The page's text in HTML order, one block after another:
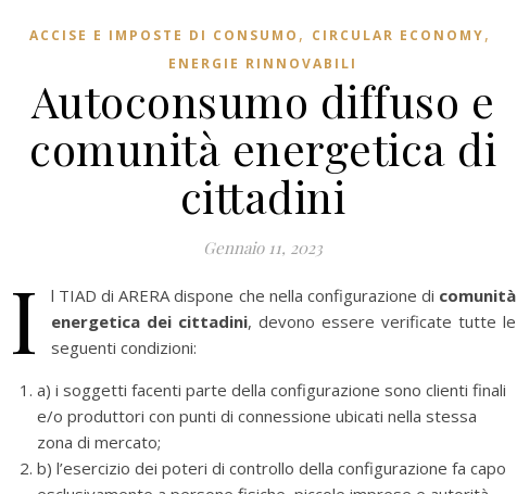
ACCISE E IMPOSTE DI CONSUMO , CIRCULAR ECONOMY,
ENERGIE RINNOVABILI
Autoconsumo diffuso e
comunità energetica di
cittadini
Gennaio 11, 2023
I l TIAD di ARERA dispone che nella configurazione di comunità
energetica dei cittadini, devono essere verificate tutte le
seguenti condizioni:
a) i soggetti facenti parte della configurazione sono clienti finali
e/o produttori con punti di connessione ubicati nella stessa
zona di mercato;
b) l’esercizio dei poteri di controllo della configurazione fa capo